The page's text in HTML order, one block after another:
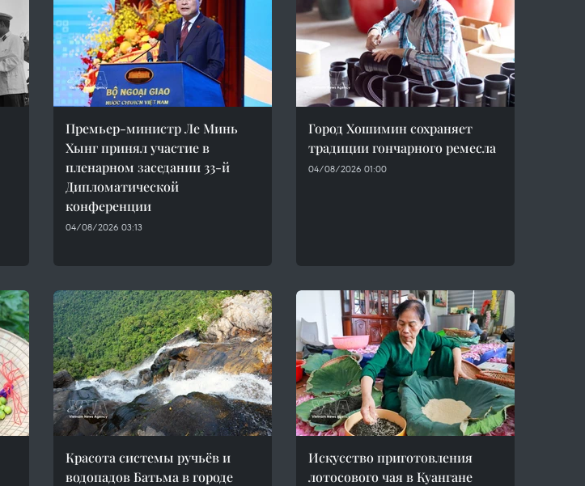
Премьер-министр Ле Минь
Хынг принял участие в
пленарном заседании 33-й
Дипломатической
конференции
04/08/2026 03:13
Город Хошимин сохраняет
традиции гончарного ремесла
04/08/2026 01:00
Красота системы ручьёв и
водопадов Батьма в городе
Искусство приготовления
лотосового чая в Куангане